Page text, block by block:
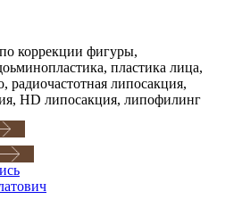
коррекции фигуры,
пластика лица,
радиочастотная липосакция,
HD липосакция, липофилинг